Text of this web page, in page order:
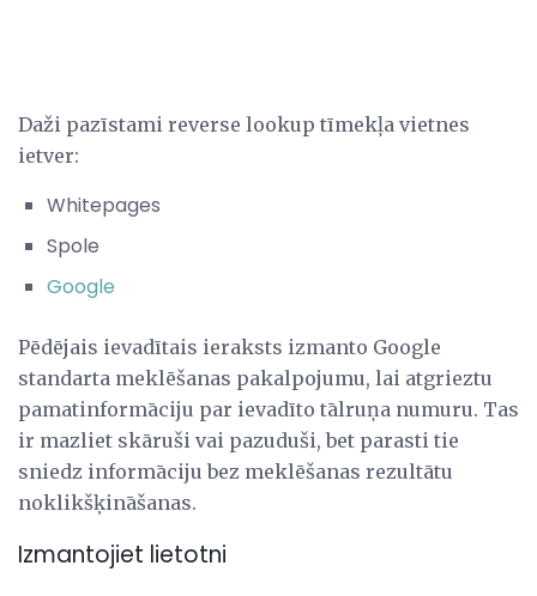
Daži pazīstami reverse lookup tīmekļa vietnes
ietver:
Whitepages
Spole
Google
Pēdējais ievadītais ieraksts izmanto Google
standarta meklēšanas pakalpojumu, lai atgrieztu
pamatinformāciju par ievadīto tālruņa numuru. Tas
ir mazliet skāruši vai pazuduši, bet parasti tie
sniedz informāciju bez meklēšanas rezultātu
noklikšķināšanas.
Izmantojiet lietotni